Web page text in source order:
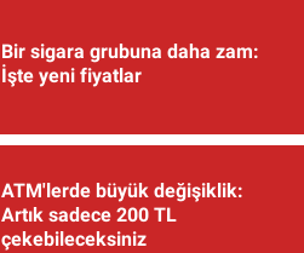
Bir sigara grubuna daha zam:
İşte yeni fiyatlar
ATM'lerde büyük değişiklik:
Artık sadece 200 TL
çekebileceksiniz